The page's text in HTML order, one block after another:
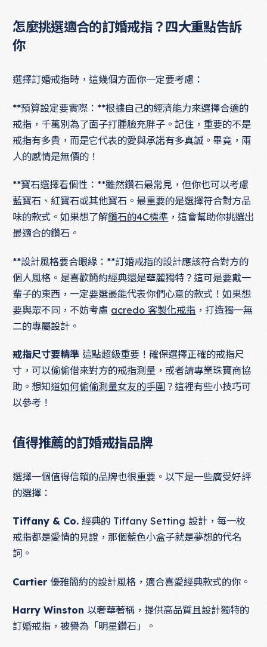
怎麼挑選適合的訂婚戒指？四大重點告訴
你
選擇訂婚戒指時，這幾個方面你一定要考慮：
**預算設定要實際：**根據自己的經濟能力來選擇合適的
戒指，千萬別為了面子打腫臉充胖子。記住，重要的不是
戒指有多貴，而是它代表的愛與承諾有多真誠。畢竟，兩
人的感情是無價的！
**寶石選擇看個性：**雖然鑽石最常見，但你也可以考慮
藍寶石、紅寶石或其他寶石。最重要的是選擇符合對方品
味的款式。如果想了解鑽石的4C標準 ，這會幫助你挑選出
最適合的鑽石。
**設計風格要合眼緣：**訂婚戒指的設計應該符合對方的
個人風格。是喜歡簡約經典還是華麗獨特？這可是要戴一
輩子的東西，一定要選最能代表你們心意的款式！如果想
要與眾不同，不妨考慮 acredo 客製化戒指 ，打造獨一無
二的專屬設計。
戒指尺寸要精準 這點超級重要！確保選擇正確的戒指尺
寸，可以偷偷借來對方的戒指測量，或者請專業珠寶商協
助。想知道如何偷偷測量女友的手圍 ？這裡有些小技巧可
以參考！
值得推薦的訂婚戒指品牌
選擇一個值得信賴的品牌也很重要。以下是一些廣受好評
的選擇：
Tiffany & Co. 經典的 Tiffany Setting 設計，每一枚
戒指都是愛情的見證，那個藍色小盒子就是夢想的代名
詞。
Cartier 優雅簡約的設計風格，適合喜愛經典款式的你。
Harry Winston 以奢華著稱，提供高品質且設計獨特的
訂婚戒指，被譽為「明星鑽石」。